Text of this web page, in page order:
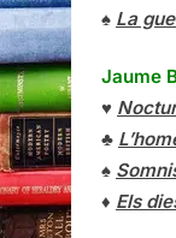
♠ La
Jaume
♥
♣
♠
♦ Els